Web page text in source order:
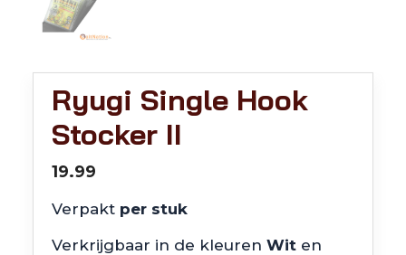
Ryugi Single Hook
Stocker II
19.99
Verpakt per stuk
Verkrijgbaar in de kleuren Wit en